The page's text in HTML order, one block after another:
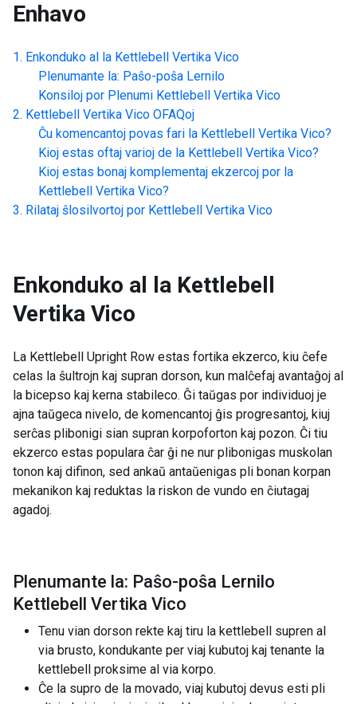
Enhavo
Enkonduko al la Kettlebell Vertika Vico
Plenumante la: Paŝo-poŝa Lernilo
Konsiloj por Plenumi Kettlebell Vertika Vico
Kettlebell Vertika Vico OFAQoj
Ĉu komencantoj povas fari la Kettlebell Vertika Vico?
Kioj estas oftaj varioj de la Kettlebell Vertika Vico?
Kioj estas bonaj komplementaj ekzercoj por la
Kettlebell Vertika Vico?
Rilataj ŝlosilvortoj por Kettlebell Vertika Vico
Enkonduko al la Kettlebell
Vertika Vico
La Kettlebell Upright Row estas fortika ekzerco, kiu ĉefe
celas la ŝultrojn kaj supran dorson, kun malĉefaj avantaĝoj al
la bicepso kaj kerna stabileco. Ĝi taŭgas por individuoj je
ajna taŭgeca nivelo, de komencantoj ĝis progresantoj, kiuj
serĉas plibonigi sian supran korpoforton kaj pozon. Ĉi tiu
ekzerco estas populara ĉar ĝi ne nur plibonigas muskolan
tonon kaj difinon, sed ankaŭ antaŭenigas pli bonan korpan
mekanikon kaj reduktas la riskon de vundo en ĉiutagaj
agadoj.
Plenumante la: Paŝo-poŝa Lernilo
Kettlebell Vertika Vico
Tenu vian dorson rekte kaj tiru la kettlebell supren al
via brusto, kondukante per viaj kubutoj kaj tenante la
kettlebell proksime al via korpo.
Ĉe la supro de la movado, viaj kubutoj devus esti pli